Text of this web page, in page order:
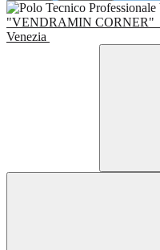
"VENDRAMIN CORNER"
Venezia